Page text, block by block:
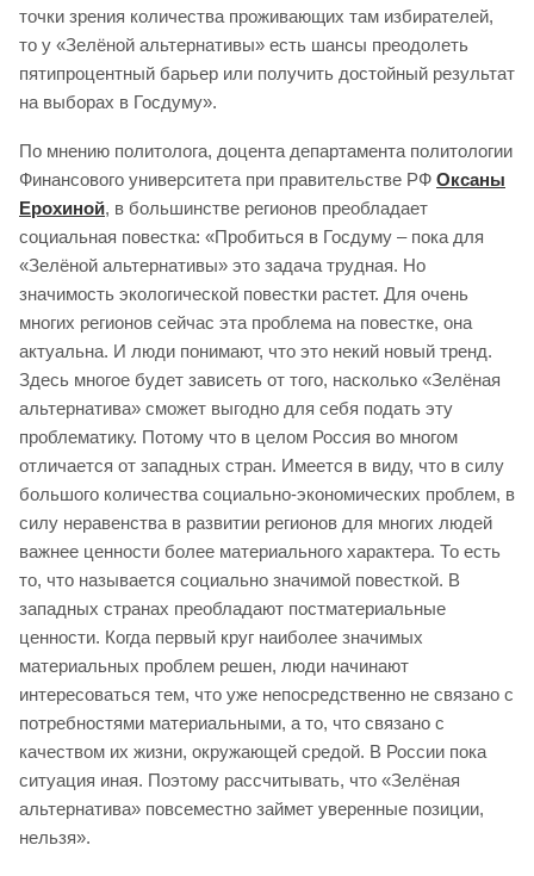
точки зрения количества проживающих там избирателей,
то у «Зелёной альтернативы» есть шансы преодолеть
пятипроцентный барьер или получить достойный результат
на выборах в Госдуму».
По мнению политолога, доцента департамента политологии
Финансового университета при правительстве РФ Оксаны
Ерохиной, в большинстве регионов преобладает
социальная повестка: «Пробиться в Госдуму – пока для
«Зелёной альтернативы» это задача трудная. Но
значимость экологической повестки растет. Для очень
многих регионов сейчас эта проблема на повестке, она
актуальна. И люди понимают, что это некий новый тренд.
Здесь многое будет зависеть от того, насколько «Зелёная
альтернатива» сможет выгодно для себя подать эту
проблематику. Потому что в целом Россия во многом
отличается от западных стран. Имеется в виду, что в силу
большого количества социально-экономических проблем, в
силу неравенства в развитии регионов для многих людей
важнее ценности более материального характера. То есть
то, что называется социально значимой повесткой. В
западных странах преобладают постматериальные
ценности. Когда первый круг наиболее значимых
материальных проблем решен, люди начинают
интересоваться тем, что уже непосредственно не связано с
потребностями материальными, а то, что связано с
качеством их жизни, окружающей средой. В России пока
ситуация иная. Поэтому рассчитывать, что «Зелёная
альтернатива» повсеместно займет уверенные позиции,
нельзя».